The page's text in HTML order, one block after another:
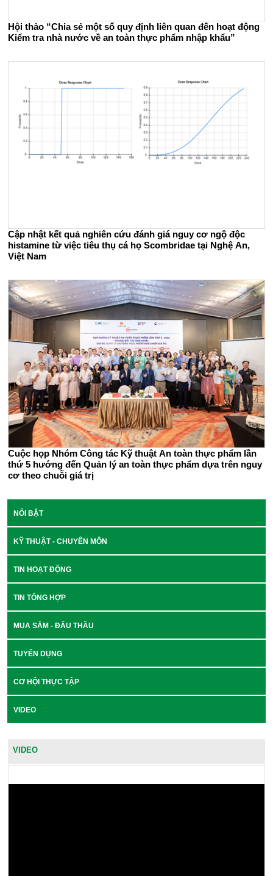
Hội thảo “Chia sẻ một số quy định liên quan đến hoạt động
Kiểm tra nhà nước về an toàn thực phẩm nhập khẩu”
Cập nhật kết quả nghiên cứu đánh giá nguy cơ ngộ độc
histamine từ việc tiêu thụ cá họ Scombridae tại Nghệ An,
Việt Nam
Cuộc họp Nhóm Công tác Kỹ thuật An toàn thực phẩm lần
thứ 5 hướng đến Quản lý an toàn thực phẩm dựa trên nguy
cơ theo chuỗi giá trị
NỔI BẬT
KỸ THUẬT - CHUYÊN MÔN
TIN HOẠT ĐỘNG
TIN TỔNG HỢP
MUA SẮM - ĐẤU THẦU
TUYỂN DỤNG
CƠ HỘI THỰC TẬP
VIDEO
VIDEO